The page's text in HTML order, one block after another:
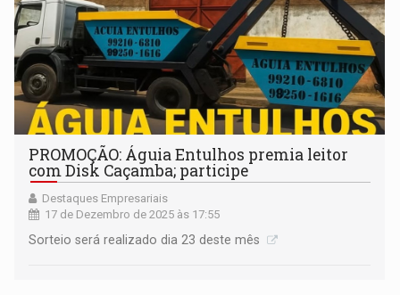
PROMOÇÃO: Águia Entulhos premia leitor
com Disk Caçamba; participe
Destaques Empresariais
17 de Dezembro de 2025 às 17:55
Sorteio será realizado dia 23 deste mês